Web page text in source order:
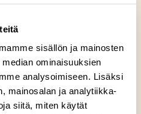
sisällön ja mainosten
ominaisuuksien
analysoimiseen. Lisäksi
mainosalan ja analytiikka-
siitä, miten käytät
herkullista